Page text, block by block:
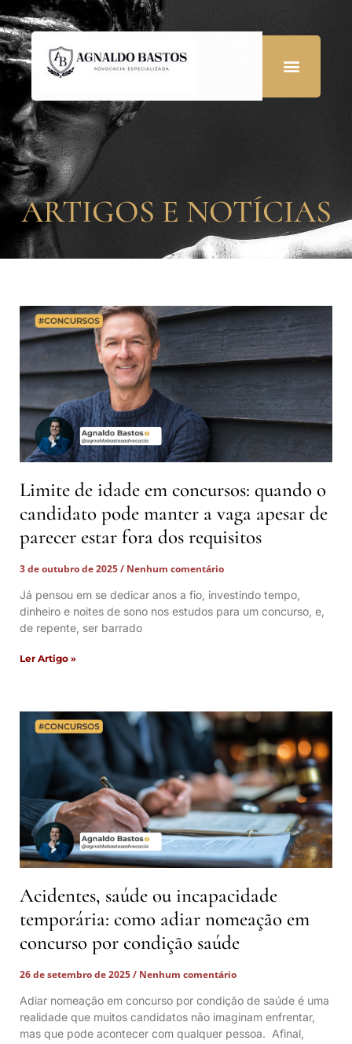
ARTIGOS E NOTÍCIAS
Limite de idade em concursos: quando o
candidato pode manter a vaga apesar de
parecer estar fora dos requisitos
3 de outubro de 2025
Nenhum comentário
Já pensou em se dedicar anos a fio, investindo tempo,
dinheiro e noites de sono nos estudos para um concurso, e,
de repente, ser barrado
Ler Artigo »
Acidentes, saúde ou incapacidade
temporária: como adiar nomeação em
concurso por condição saúde
26 de setembro de 2025
Nenhum comentário
Adiar nomeação em concurso por condição de saúde é uma
realidade que muitos candidatos não imaginam enfrentar,
mas que pode acontecer com qualquer pessoa. Afinal,